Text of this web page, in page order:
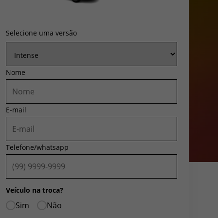
Selecione uma versão
Nome
E-mail
Telefone/whatsapp
Veículo na troca?
Sim Não